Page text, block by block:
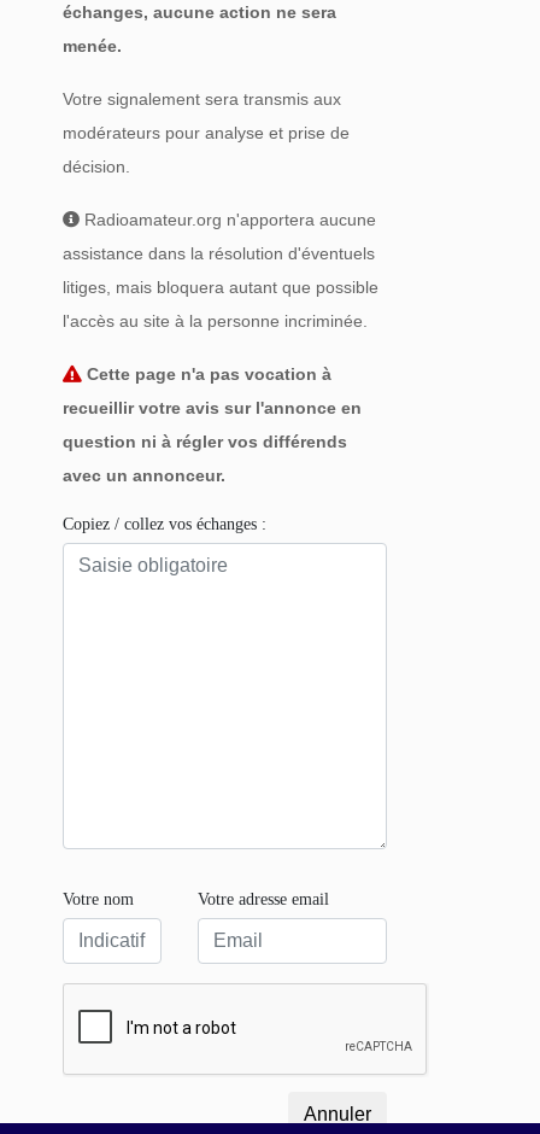
échanges, aucune action ne sera
menée.
Votre signalement sera transmis aux
modérateurs pour analyse et prise de
décision.
Radioamateur.org n'apportera aucune
assistance dans la résolution d'éventuels
litiges, mais bloquera autant que possible
l'accès au site à la personne incriminée.
Cette page n'a pas vocation à
recueillir votre avis sur l'annonce en
question ni à régler vos différends
avec un annonceur.
Copiez / collez vos échanges :
Votre nom Votre adresse email